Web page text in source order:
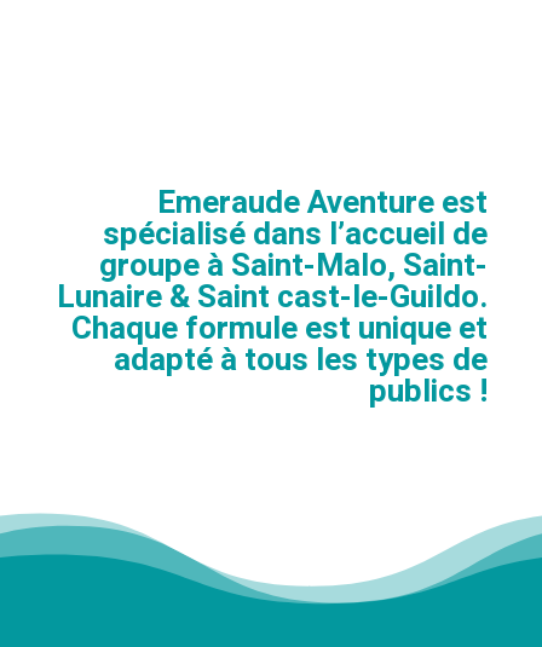
Emeraude Aventure est
spécialisé dans l’accueil de
groupe à Saint-Malo, Saint-
Lunaire & Saint cast-le-Guildo.
Chaque formule est unique et
adapté à tous les types de
publics !